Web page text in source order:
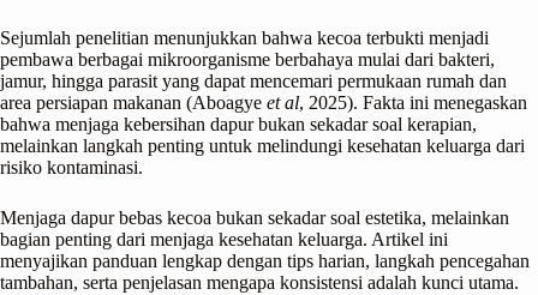
Sejumlah penelitian menunjukkan bahwa kecoa terbukti menjadi
pembawa berbagai mikroorganisme berbahaya mulai dari bakteri,
jamur, hingga parasit yang dapat mencemari permukaan rumah dan
area persiapan makanan (Aboagye et al, 2025). Fakta ini menegaskan
bahwa menjaga kebersihan dapur bukan sekadar soal kerapian,
melainkan langkah penting untuk melindungi kesehatan keluarga dari
risiko kontaminasi.
Menjaga dapur bebas kecoa bukan sekadar soal estetika, melainkan
bagian penting dari menjaga kesehatan keluarga. Artikel ini
menyajikan panduan lengkap dengan tips harian, langkah pencegahan
tambahan, serta penjelasan mengapa konsistensi adalah kunci utama.